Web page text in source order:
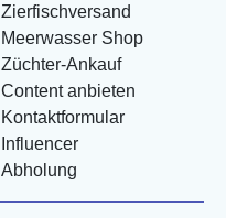
Zierfischversand
Meerwasser Shop
Züchter-Ankauf
Content anbieten
Kontaktformular
Influencer
Abholung